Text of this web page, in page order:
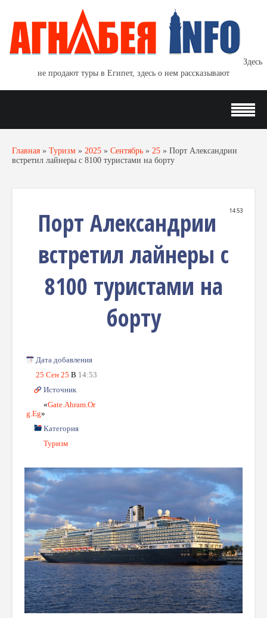
Здесь
не продают туры в Египет, здесь о нем рассказывают
Главная » Туризм » 2025 » Сентябрь » 25 » Порт Александрии
встретил лайнеры c 8100 туристами на борту
14:53
Порт Александрии
встретил лайнеры c
8100 туристами на
борту
Дата добавления
25 Сен 25 В 14:53
Источник
«Gate.ahram.or
G.eg»
Категория
Туризм